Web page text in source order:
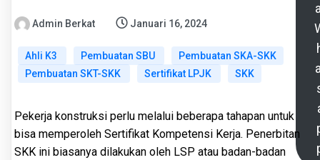
Admin Berkat Januari 16, 2024
Ahli K3 Pembuatan SBU
Pembuatan SKA-SKK
Pembuatan SKT-SKK
Sertifikat LPJK SKK
Pekerja konstruksi perlu melalui beberapa tahapan untuk
bisa memperoleh Sertifikat Kompetensi Kerja. Penerbitan
SKK ini biasanya dilakukan oleh LSP atau badan-badan